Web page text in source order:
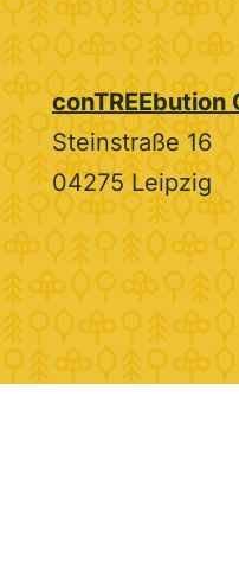
conTREEbution
Steinstraße 16
04275 Leipzig